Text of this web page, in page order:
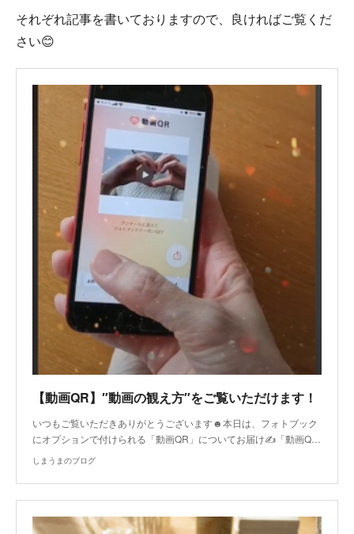
それぞれ記事を書いておりますので、良ければご覧くだ
さい😊
【動画QR】″動画の観え方″をご覧いただけます！
いつもご覧いただきありがとうございます☻本日は、フォトブック
にオプションで付けられる「動画QR」についてお届け✍「動画Q…
しまうまのブログ